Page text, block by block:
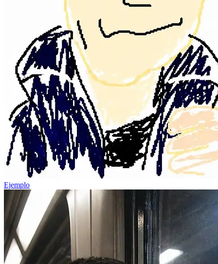
Ejemplo